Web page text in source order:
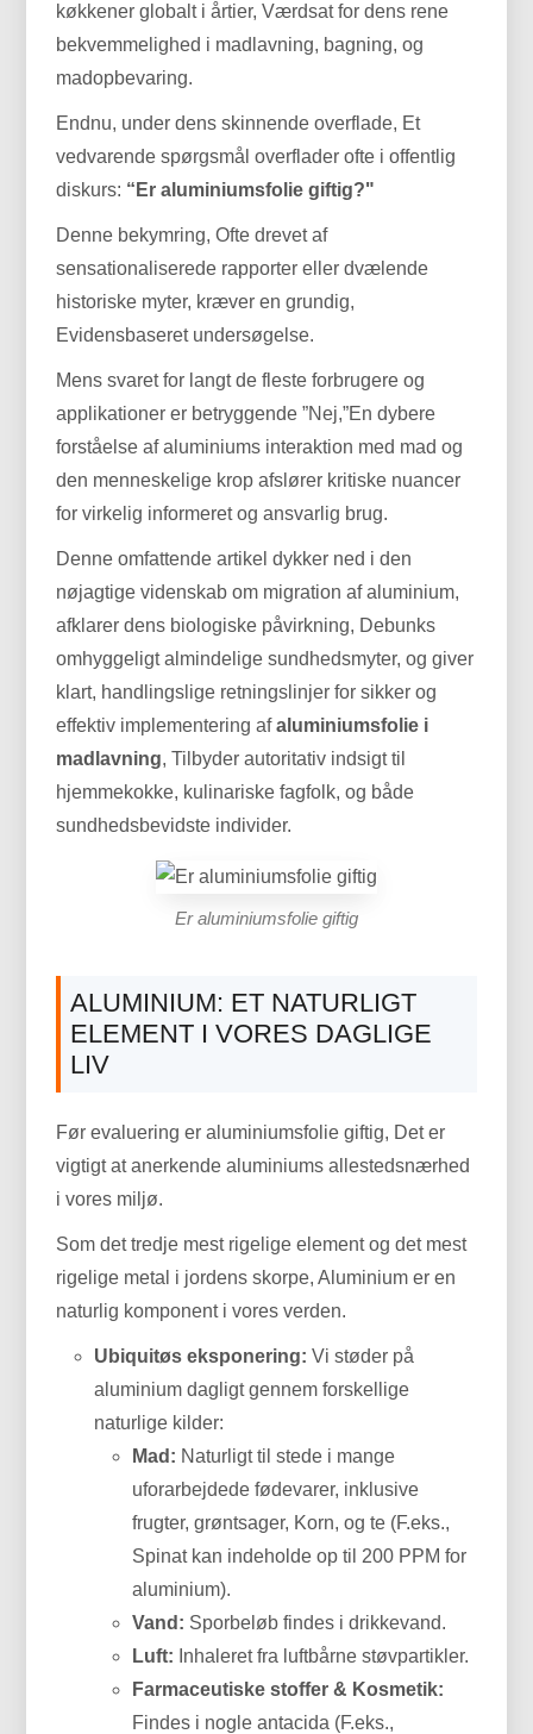
køkkener globalt i årtier, Værdsat for dens rene
bekvemmelighed i madlavning, bagning, og
madopbevaring.
Endnu, under dens skinnende overflade, Et
vedvarende spørgsmål overflader ofte i offentlig
diskurs: “Er aluminiumsfolie giftig?"
Denne bekymring, Ofte drevet af
sensationaliserede rapporter eller dvælende
historiske myter, kræver en grundig,
Evidensbaseret undersøgelse.
Mens svaret for langt de fleste forbrugere og
applikationer er betryggende ”Nej,”En dybere
forståelse af aluminiums interaktion med mad og
den menneskelige krop afslører kritiske nuancer
for virkelig informeret og ansvarlig brug.
Denne omfattende artikel dykker ned i den
nøjagtige videnskab om migration af aluminium,
afklarer dens biologiske påvirkning, Debunks
omhyggeligt almindelige sundhedsmyter, og giver
klart, handlingslige retningslinjer for sikker og
effektiv implementering afaluminiumsfolie i
madlavning, Tilbyder autoritativ indsigt til
hjemmekokke, kulinariske fagfolk, og både
sundhedsbevidste individer.
Er aluminiumsfolie giftig
ALUMINIUM: ET NATURLIGT
ELEMENT I VORES DAGLIGE
LIV
Før evaluering er aluminiumsfolie giftig, Det er
vigtigt at anerkende aluminiums allestedsnærhed
i vores miljø.
Som det tredje mest rigelige element og det mest
rigelige metal i jordens skorpe, Aluminium er en
naturlig komponent i vores verden.
Ubiquitøs eksponering: Vi støder på
aluminium dagligt gennem forskellige
naturlige kilder:
Mad: Naturligt til stede i mange
uforarbejdede fødevarer, inklusive
frugter, grøntsager, Korn, og te (F.eks.,
Spinat kan indeholde op til 200 PPM for
aluminium).
Vand: Sporbeløb findes i drikkevand.
Luft: Inhaleret fra luftbårne støvpartikler.
Farmaceutiske stoffer & Kosmetik:
Findes i nogle antacida (F.eks.,